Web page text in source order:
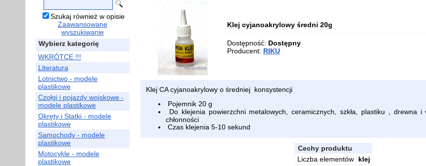
Szukaj również w opisie
Zaawansowane
wyszukiwanie
Wybierz kategorię
WKRÓTCE !!!
Literatura
Lotnictwo - modele
plastikowe
Czołgi i pojazdy wojskowe -
modele plastikowe
Okręty i Statki - modele
plastikowe
Samochody - modele
plastikowe
Motocykle - modele
plastikowe
Klej cyjanoakrylowy średni 20g
Dostępność: Dostępny
Producent: RIKU
Klej CA cyjanoakrylowy o średniej konsystencji
Pojemnik 20 g
Do klejenia powierzchni metalowych, ceramicznych, szkła, plastiku , drewna i
chłonności
Czas klejenia 5-10 sekund
Cechy produktu
Liczba elementów
klej